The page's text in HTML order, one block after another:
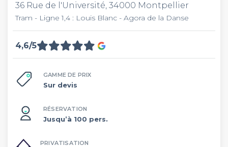
36 Rue de l'Université, 34000 Montpellier
Tram - Ligne 1,4 : Louis Blanc - Agora de la Danse
4,6/5
GAMME DE PRIX
Sur devis
RÉSERVATION
Jusqu’à 100 pers.
PRIVATISATION